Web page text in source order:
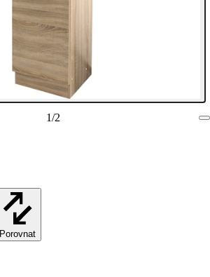
1/2
Porovnat